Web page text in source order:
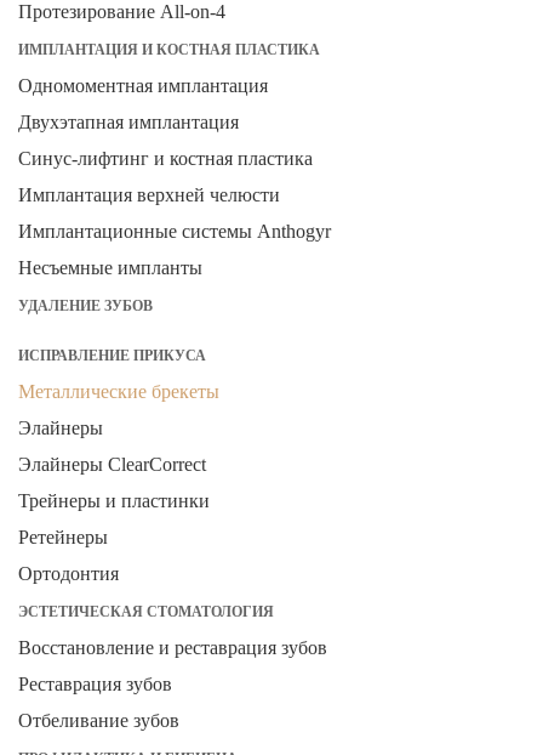
Протезирование All-on-4
ИМПЛАНТАЦИЯ И КОСТНАЯ ПЛАСТИКА
Одномоментная имплантация
Двухэтапная имплантация
Синус-лифтинг и костная пластика
Имплантация верхней челюсти
Имплантационные системы Anthogyr
Несъемные импланты
УДАЛЕНИЕ ЗУБОВ
ИСПРАВЛЕНИЕ ПРИКУСА
Металлические брекеты
Элайнеры
Элайнеры ClearCorrect
Трейнеры и пластинки
Ретейнеры
Ортодонтия
ЭСТЕТИЧЕСКАЯ СТОМАТОЛОГИЯ
Восстановление и реставрация зубов
Реставрация зубов
Отбеливание зубов